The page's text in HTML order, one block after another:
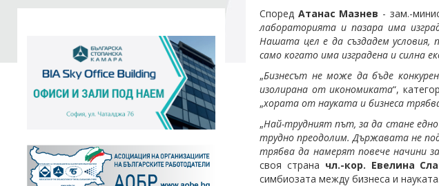
Според Атанас Мазнев - зам.-
лабораторията и пазара има
Нашата цел е да създадем условия,
само когато има изградена и силна
„Бизнесът не може да бъде
изолирана от икономиката“,
„хората от науката и бизнеса
„Най-трудният път, за да стане
трудно преодолим. Държавата не
трябва да намерят повече начини
своя страна чл.-кор. Евелина
симбиозата между бизнеса и науката.